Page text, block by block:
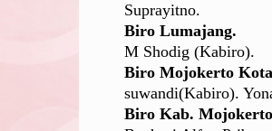
Suprayitno.
Biro Lumajang.
M Shodig (Kabiro).
Biro Mojokerto Kota
suwandi(Kabiro).
Biro Kab. Mojokerto